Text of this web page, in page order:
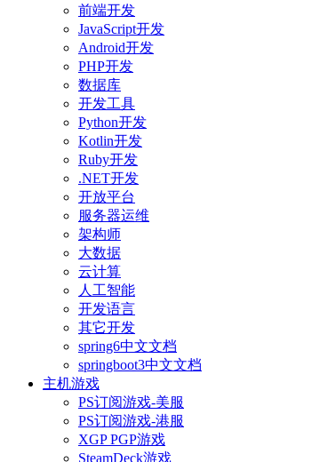
前端开发
JavaScript开发
Android开发
PHP开发
数据库
开发工具
Python开发
Kotlin开发
Ruby开发
.NET开发
开放平台
服务器运维
架构师
大数据
云计算
人工智能
开发语言
其它开发
spring6中文文档
springboot3中文文档
主机游戏
PS订阅游戏-美服
PS订阅游戏-港服
XGP PGP游戏
SteamDeck游戏